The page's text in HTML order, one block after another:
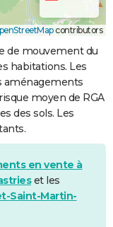
contributors
de mouvement du
habitations. Les
aménagements
moyen de RGA
des sols. Les
en vente à
et les
Saint-Martin-